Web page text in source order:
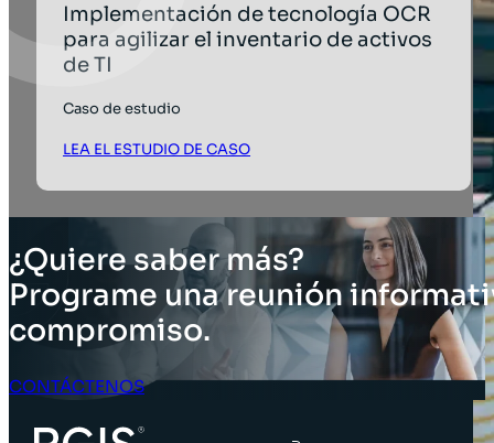
Implementación de tecnología OCR
para agilizar el inventario de activos
de TI
Caso de estudio
LEA EL ESTUDIO DE CASO
¿Quiere saber más?
Programe una reunión
compromiso.
CONTÁCTENOS